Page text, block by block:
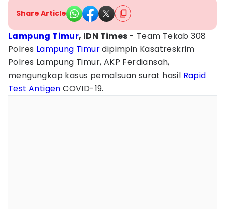
Share Article
Lampung Timur, IDN Times - Team Tekab 308
Polres Lampung Timurdipimpin Kasatreskrim
Polres Lampung Timur, AKP Ferdiansah,
mengungkap kasus pemalsuan surat hasil Rapid
Test Antigen COVID-19.